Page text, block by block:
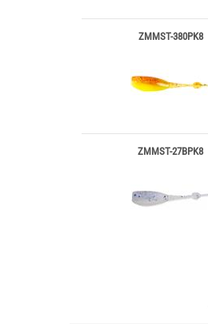
ZMMST-380PK8
ZMMST-27BPK8